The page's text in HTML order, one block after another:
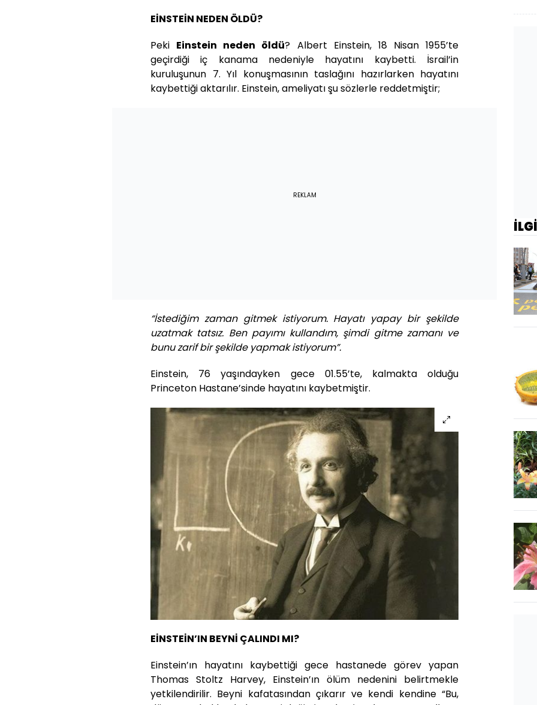
EİNSTEİN NEDEN ÖLDÜ?
Peki Einstein neden öldü? Albert Einstein, 18 Nisan 1955’te
geçirdiği iç kanama nedeniyle hayatını kaybetti. İsrail’in
kuruluşunun 7. Yıl konuşmasının taslağını hazırlarken hayatını
kaybettiği aktarılır. Einstein, ameliyatı şu sözlerle reddetmiştir;
REKLAM
“İstediğim zaman gitmek istiyorum. Hayatı yapay bir şekilde
uzatmak tatsız. Ben payımı kullandım, şimdi gitme zamanı ve
bunu zarif bir şekilde yapmak istiyorum”.
Einstein, 76 yaşındayken gece 01.55’te, kalmakta olduğu
Princeton Hastane’sinde hayatını kaybetmiştir.
EİNSTEİN’IN BEYNİ ÇALINDI MI?
Einstein’ın hayatını kaybettiği gece hastanede görev yapan
Thomas Stoltz Harvey, Einstein’ın ölüm nedenini belirtmekle
yetkilendirilir. Beyni kafatasından çıkarır ve kendi kendine “Bu,